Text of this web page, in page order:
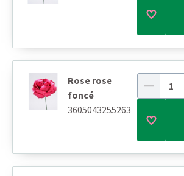
Rose rose
foncé
3605043255263